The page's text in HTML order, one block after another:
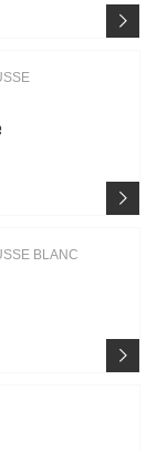
BLANC